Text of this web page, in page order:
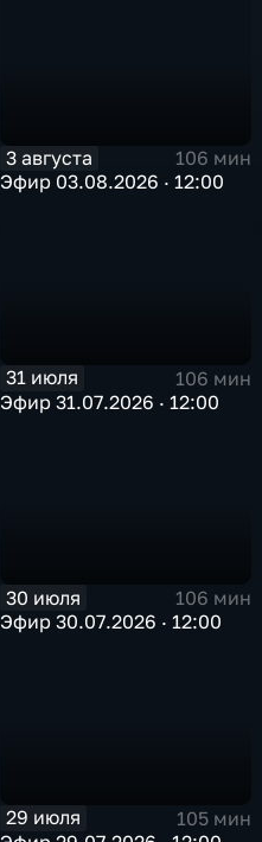
3 августа
106 мин
Эфир 03.08.2026 · 12:00
31 июля
106 мин
Эфир 31.07.2026 · 12:00
30 июля
106 мин
Эфир 30.07.2026 · 12:00
29 июля
105 мин